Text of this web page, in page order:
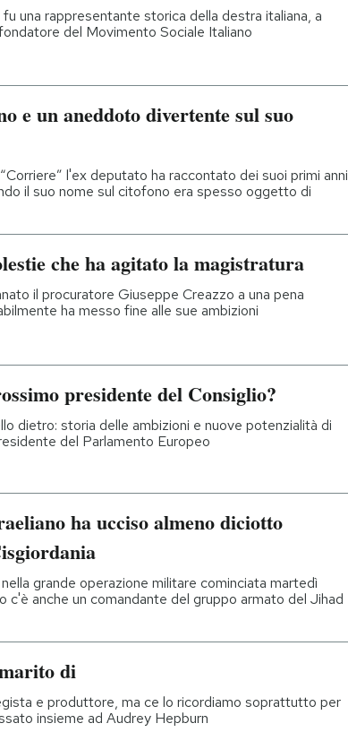
una rappresentante storica della destra italiana, a
del Movimento Sociale Italiano
e un aneddoto divertente sul suo
l'ex deputato ha raccontato dei suoi primi anni
il suo nome sul citofono era spesso oggetto di
che ha agitato la magistratura
il procuratore Giuseppe Creazzo a una pena
ha messo fine alle sue ambizioni
presidente del Consiglio?
dietro: storia delle ambizioni e nuove potenzialità di
del Parlamento Europeo
ha ucciso almeno diciotto
grande operazione militare cominciata martedì
c'è anche un comandante del gruppo armato del Jihad
di
e produttore, ma ce lo ricordiamo soprattutto per
insieme ad Audrey Hepburn